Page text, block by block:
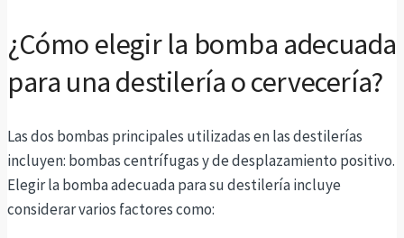
¿Cómo elegir la bomba adecuada
para una destilería o cervecería?
Las dos bombas principales utilizadas en las destilerías
incluyen: bombas centrífugas y de desplazamiento positivo.
Elegir la bomba adecuada para su destilería incluye
considerar varios factores como: